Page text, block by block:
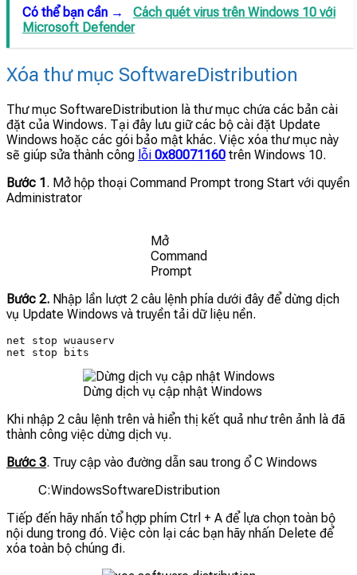
Có thể bạn cần →
Cách quét virus trên Windows 10 với
Microsoft Defender
Xóa thư mục SoftwareDistribution
Thư mục SoftwareDistribution là thư mục chứa các bản cài
đặt của Windows. Tại đây lưu giữ các bộ cài đặt Update
Windows hoặc các gói bảo mật khác. Việc xóa thư mục này
sẽ giúp sửa thành công lỗi 0x80071160 trên Windows 10.
Bước 1. Mở hộp thoại Command Prompt trong Start với quyền
Administrator
Mở
Command
Prompt
Bước 2. Nhập lần lượt 2 câu lệnh phía dưới đây để dừng dịch
vụ Update Windows và truyền tải dữ liệu nền.
net stop wuauserv
net stop bits
Dừng dịch vụ cập nhật Windows
Khi nhập 2 câu lệnh trên và hiển thị kết quả như trên ảnh là đã
thành công việc dừng dịch vụ.
Bước 3. Truy cập vào đường dẫn sau trong ổ C Windows
C:WindowsSoftwareDistribution
Tiếp đến hãy nhấn tổ hợp phím Ctrl + A để lựa chọn toàn bộ
nội dung trong đó. Việc còn lại các bạn hãy nhấn Delete để
xóa toàn bộ chúng đi.